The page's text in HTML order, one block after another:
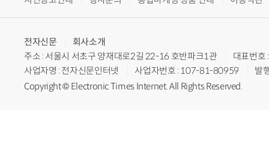
전자신문
회사소개
주소 : 서울시 서초구 양재대로2길 22-16 호반파크1관
대표번
사업자명 : 전자신문인터넷
사업자번호 : 107-81-80959
발
Copyright © Electronic Times Internet. All Rights Reserved.